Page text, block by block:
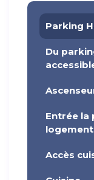
Parking
Du
Entrée la
logement
Accès